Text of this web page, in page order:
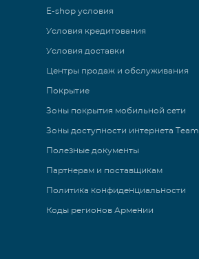
E-shop условия
Условия кредитования
Условия доставки
Центры продаж и обслуживания
Покрытие
Зоны покрытия мобильной сети
Зоны доступности интернета Team
Полезные документы
Партнерам и поставщикам
Политика конфиденциальности
Коды регионов Армении